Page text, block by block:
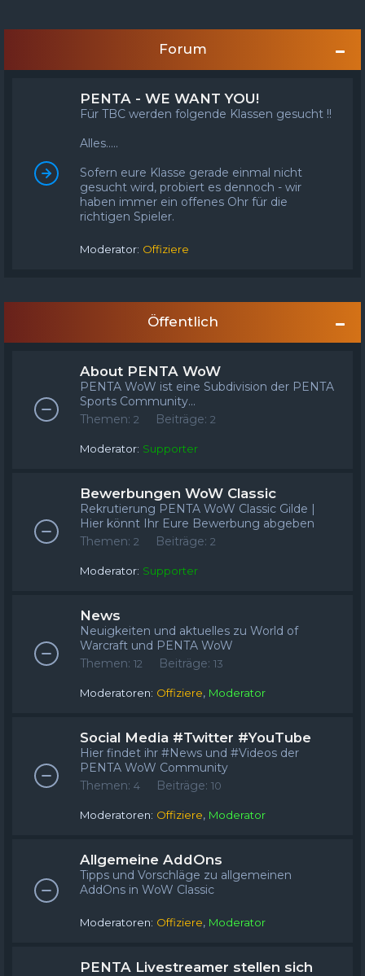
FAQ Anmelden
Registrieren
Forum
PENTA - WE WANT YOU!
Für TBC werden folgende Klassen gesucht !!
Alles.....
Sofern eure Klasse gerade einmal nicht
gesucht wird, probiert es dennoch - wir
haben immer ein offenes Ohr für die
richtigen Spieler.
Moderator: Offiziere
Öffentlich
About PENTA WoW
PENTA WoW ist eine Subdivision der PENTA
Sports Community...
Themen: 2 Beiträge: 2
Moderator: Supporter
Bewerbungen WoW Classic
Rekrutierung PENTA WoW Classic Gilde |
Hier könnt Ihr Eure Bewerbung abgeben
Themen: 2 Beiträge: 2
Moderator: Supporter
News
Neuigkeiten und aktuelles zu World of
Warcraft und PENTA WoW
Themen: 12 Beiträge: 13
Moderatoren: Offiziere, Moderator
Social Media #Twitter #YouTube
Hier findet ihr #News und #Videos der
PENTA WoW Community
Themen: 4 Beiträge: 10
Moderatoren: Offiziere, Moderator
Allgemeine AddOns
Tipps und Vorschläge zu allgemeinen
AddOns in WoW Classic
Moderatoren: Offiziere, Moderator
PENTA Livestreamer stellen sich